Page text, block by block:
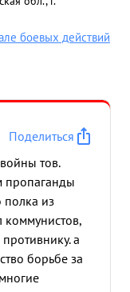
боевых действий
Поделиться
тов.
пропаганды
полка из
а
борьбе за